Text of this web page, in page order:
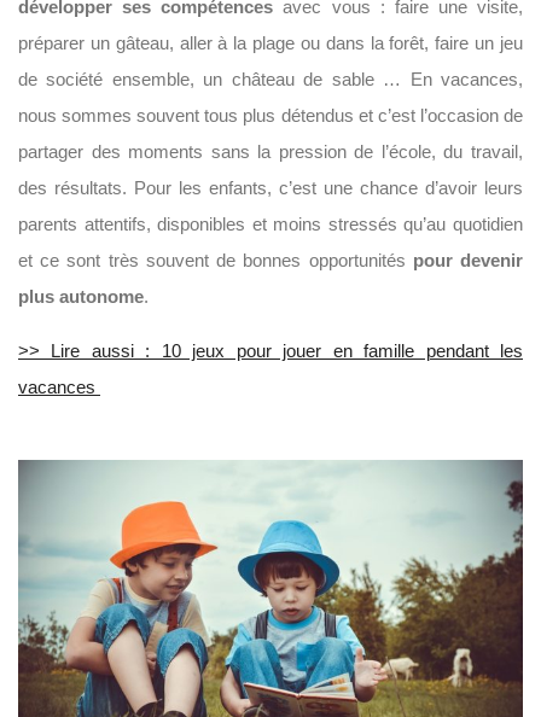
développer ses compétences avec vous : faire une visite,
préparer un gâteau, aller à la plage ou dans la forêt, faire un jeu
de société ensemble, un château de sable … En vacances,
nous sommes souvent tous plus détendus et c’est l’occasion de
partager des moments sans la pression de l’école, du travail,
des résultats. Pour les enfants, c’est une chance d’avoir leurs
parents attentifs, disponibles et moins stressés qu’au quotidien
et ce sont très souvent de bonnes opportunités pour devenir
plus autonome.
>> Lire aussi : 10 jeux pour jouer en famille pendant les
vacances